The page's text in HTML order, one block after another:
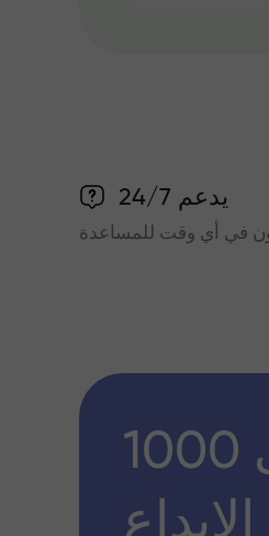
يدعم 24/7
في أي وقت للمساعدة
مكافأة إيداع تصل إلى 1000